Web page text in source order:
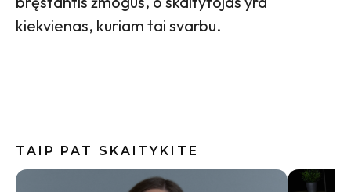
kiekvienas, kuriam tai svarbu.
TAIP PAT SKAITYKITE